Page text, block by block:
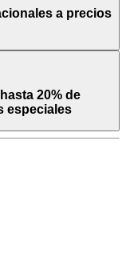
a precios
20% de
especiales